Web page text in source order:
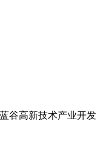
谷高新技术产业开发